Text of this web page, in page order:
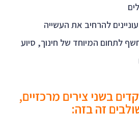
להרחיב את העשייה
לתחום המיוחד של חינוך, סיוע
בשני צירים מרכזיים,
זה בזה: